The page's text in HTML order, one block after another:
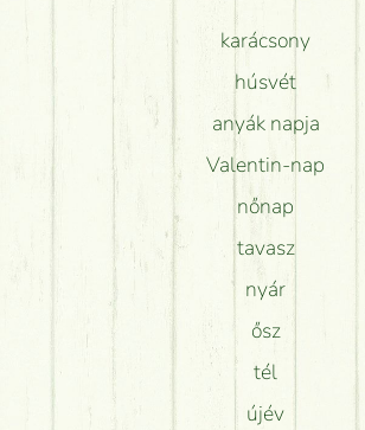
karácsony
húsvét
anyák napja
Valentin-nap
nőnap
tavasz
nyár
ősz
tél
újév